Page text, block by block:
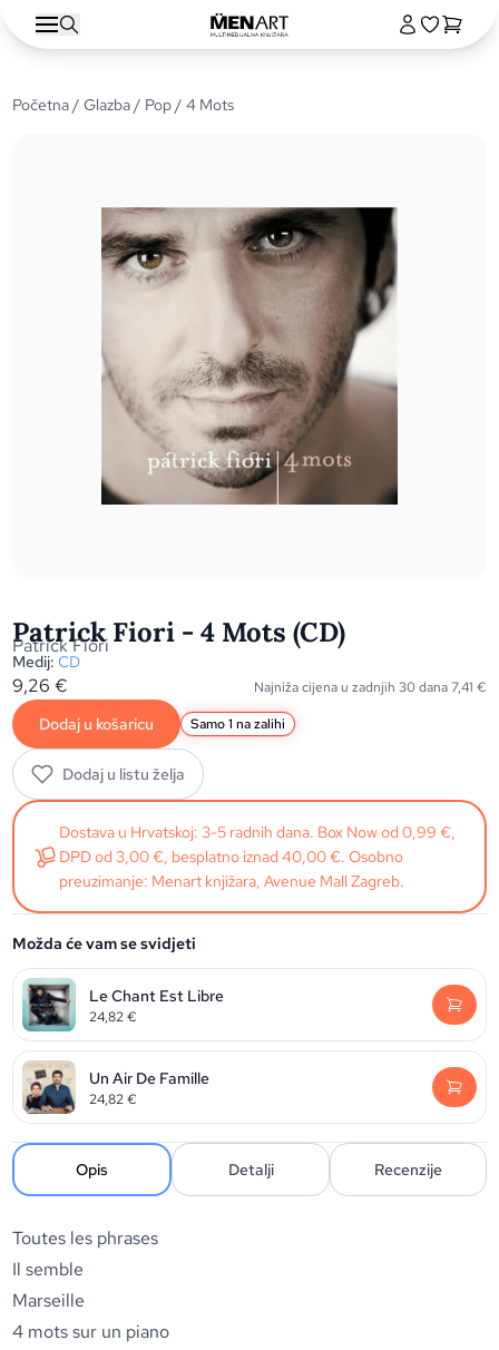
Početna/Glazba/ Pop/ 4 Mots
Patrick Fiori - 4 Mots (CD)
Patrick Fiori
Medij: CD
9,26€ Najniža cijena u zadnjih 30 dana7,41 €
Dodaj u košaricu Samo 1 na zalihi
Dodaj u listu želja
Dostava u Hrvatskoj: 3-5 radnih dana. Box Now od 0,99 €,
DPD od 3,00 €, besplatno iznad 40,00 €. Osobno
preuzimanje: Menart knjižara, Avenue Mall Zagreb.
Možda će vam se svidjeti
Le Chant Est Libre
24,82€
Un Air De Famille
24,82€
Opis Detalji Recenzije
Toutes les phrases
Il semble
Marseille
4 mots sur un piano